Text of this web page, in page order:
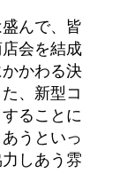
んで、皆
会を結成
かわる決
、新型コ
ることに
うといっ
しあう雰